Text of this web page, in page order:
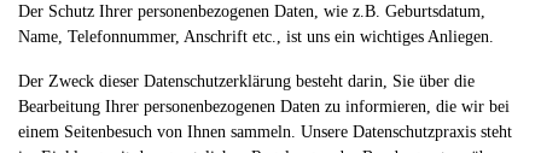
Der Schutz Ihrer personenbezogenen Daten, wie z.B. Geburtsdatum,
Name, Telefonnummer, Anschrift etc., ist uns ein wichtiges Anliegen.
Der Zweck dieser Datenschutzerklärung besteht darin, Sie über die
Bearbeitung Ihrer personenbezogenen Daten zu informieren, die wir bei
einem Seitenbesuch von Ihnen sammeln. Unsere Datenschutzpraxis steht